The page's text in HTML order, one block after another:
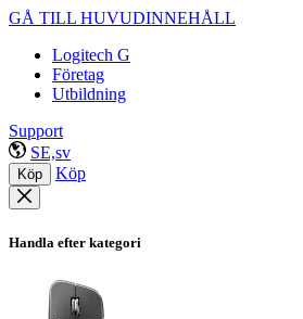
GÅ TILL HUVUDINNEHÅLL
Logitech G
Företag
Utbildning
Support
SE,sv
Köp Köp
Handla efter kategori